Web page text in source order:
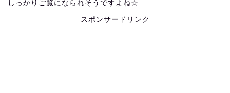
しっかりご覧になられそうですよね☆
スポンサードリンク